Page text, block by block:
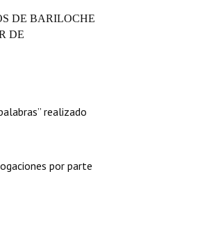
DE BARILOCHE
DE
realizado
por parte